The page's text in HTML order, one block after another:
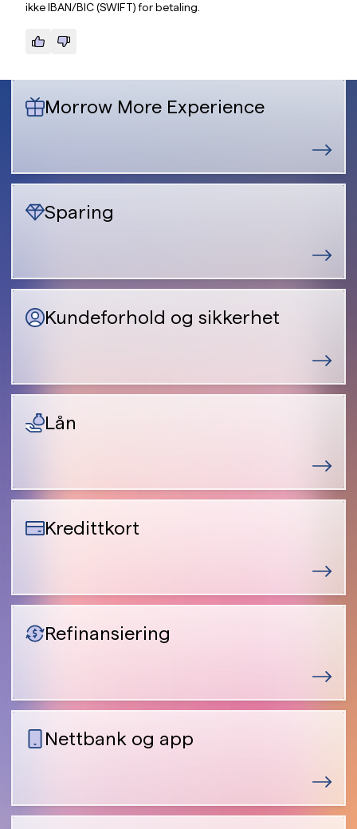
ikke IBAN/BIC (SWIFT) for betaling.
Morrow More Experience
Sparing
Kundeforhold og sikkerhet
Lån
Kredittkort
Refinansiering
Nettbank og app